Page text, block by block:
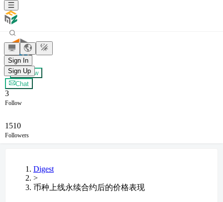
Sign In
Sign Up
小草
+ Follow
Chat
3
Follow
1510
Followers
Digest
>
币种上线永续合约后的价格表现